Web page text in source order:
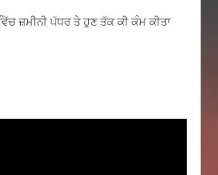
ਜ਼ਮੀਨੀ ਪੱਧਰ ਤੇ ਹੁਣ ਤੱਕ ਕੀ ਕੰਮ ਕੀਤਾ